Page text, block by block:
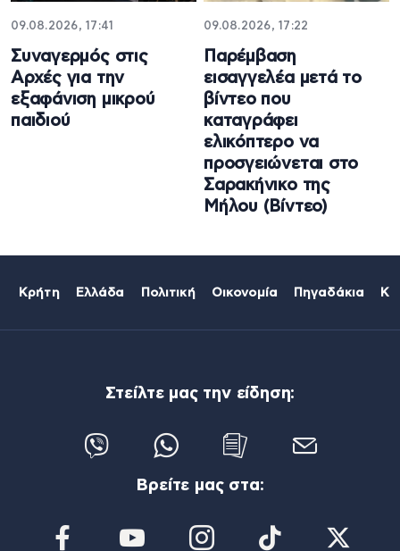
09.08.2026, 17:41
Συναγερμός στις
Αρχές για την
εξαφάνιση μικρού
παιδιού
09.08.2026, 17:22
Παρέμβαση
εισαγγελέα μετά το
βίντεο που
καταγράφει
ελικόπτερο να
προσγειώνεται στο
Σαρακήνικο της
Μήλου (Βίντεο)
Κρήτη Ελλάδα Πολιτική Οικονομία Πηγαδάκια
Στείλτε μας την είδηση:
Βρείτε μας στα: